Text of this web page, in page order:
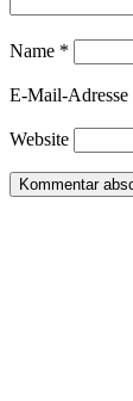
Name *
E-Mail-Adresse
Website